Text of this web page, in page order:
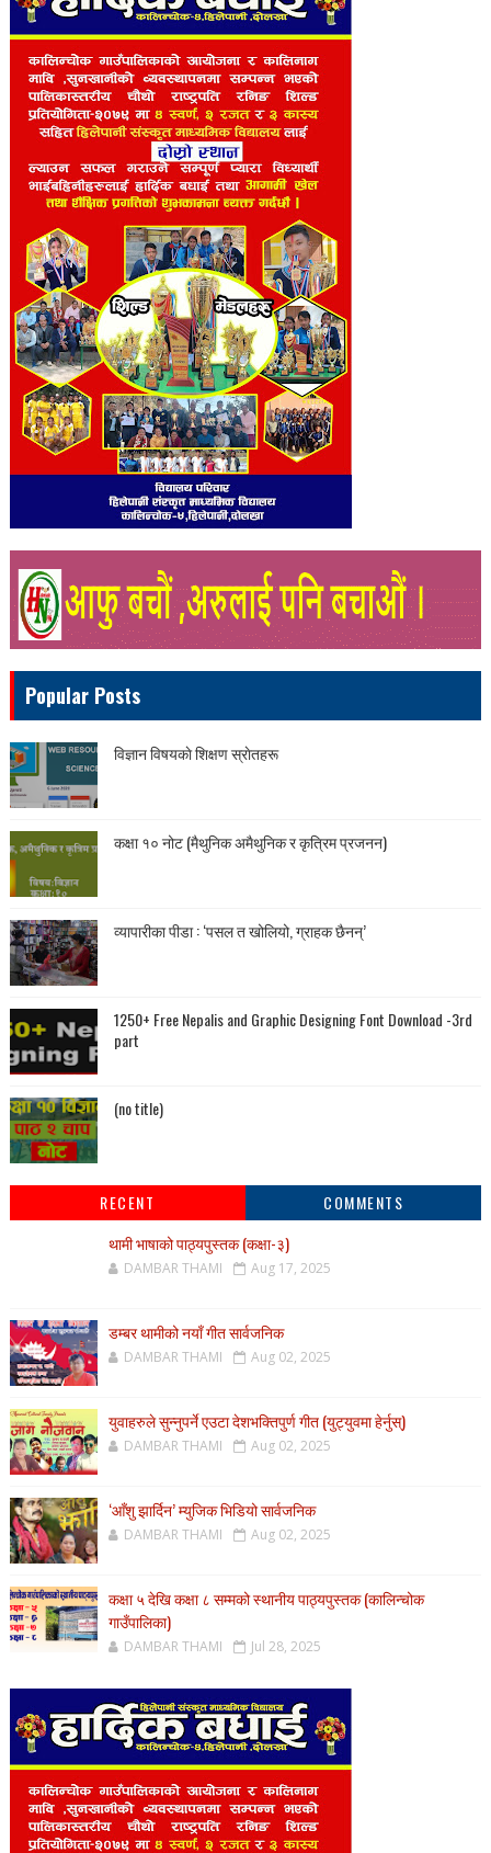
Popular Posts
विज्ञान विषयकाे शिक्षण स्राेतहरू
कक्षा १० नोट (मैथुनिक अमैथुनिक र कृत्रिम प्रजनन)
व्यापारीका पीडा : ‘पसल त खोलियो, ग्राहक छैनन्’
1250+ Free Nepalis and Graphic Designing Font Download -3rd
part
(no title)
RECENT
COMMENTS
थामी भाषाको पाठ्यपुस्तक (कक्षा-३)
DAMBAR THAMI Aug 17, 2025
डम्बर थामीको नयाँ गीत सार्वजनिक
DAMBAR THAMI Aug 02, 2025
युवाहरुले सुन्नुपर्ने एउटा देशभक्तिपुर्ण गीत (युट्युवमा हेर्नुस्)
DAMBAR THAMI Aug 02, 2025
‘आँशु झार्दिन’ म्युजिक भिडियो सार्वजनिक
DAMBAR THAMI Aug 02, 2025
कक्षा ५ देखि कक्षा ८ सम्मको स्थानीय पाठ्यपुस्तक (कालिन्चोक
गाउँपालिका)
DAMBAR THAMI Jul 28, 2025